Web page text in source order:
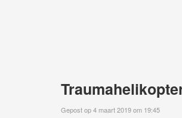
Gepost op 4 maart 2019 om 19:45